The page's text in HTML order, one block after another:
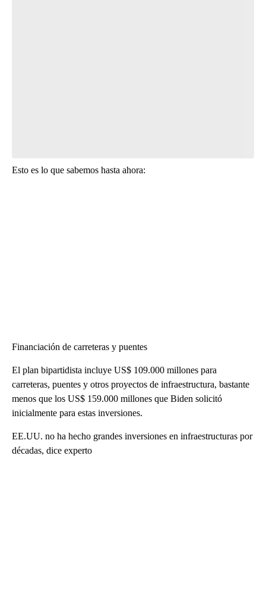
Esto es lo que sabemos hasta ahora:
Financiación de carreteras y puentes
El plan bipartidista incluye US$ 109.000 millones para
carreteras, puentes y otros proyectos de infraestructura, bastante
menos que los US$ 159.000 millones que Biden solicitó
inicialmente para estas inversiones.
EE.UU. no ha hecho grandes inversiones en infraestructuras por
décadas, dice experto